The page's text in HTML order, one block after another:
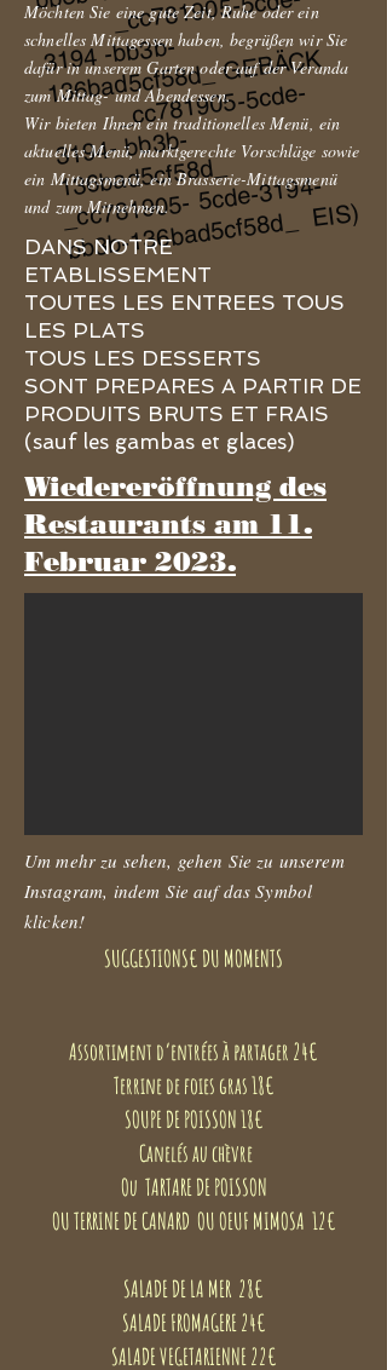
_cc781905-5cde-
3194 -bb3b-
136bad5cf58d_
GEBÄCK
_cc781905-5cde-
3194- bb3b-
136bad5cf58d_
_cc781905- 5cde-3194-
bb3b-136bad5cf58d_ EIS)
Möchten Sie eine gute Zeit, Ruhe oder ein
schnelles Mittagessen haben, begrüßen wir Sie
dafür in unserem Garten oder auf der Veranda
zum Mittag- und Abendessen.
Wir bieten Ihnen ein traditionelles Menü, ein
aktuelles Menü, marktgerechte Vorschläge sowie
ein Mittagsmenü, ein Brasserie-Mittagsmenü
und zum Mitnehmen.
DANS NOTRE
ETABLISSEMENT
TOUTES LES ENTREES TOUS
LES PLATS
TOUS LES DESSERTS
SONT PREPARES A PARTIR DE
PRODUITS BRUTS ET FRAIS
(sauf les gambas et glaces)
Wiedereröffnung des
Restaurants am 11.
Februar 2023.
Um mehr zu sehen, gehen Sie zu unserem
Instagram, indem Sie auf das Symbol
klicken!
SUGGESTIONS€ DU MOMENTS
Assortiment d’entrées à partager 24€
Terrine de foies gras 18€
SOUPE DE POISSON 18€
Canelés au chèvre
Ou TARTARE DE POISSON
OU TERRINE DE CANARD OU OEUF MIMOSA 12€
SALADE DE LA MER 28€
SALADE FROMAGERE 24€
SALADE VEGETARIENNE 22€